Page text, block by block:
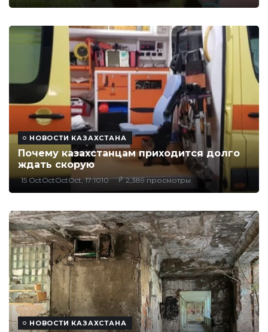
НОВОСТИ КАЗАХСТАНА
Почему казахстанцам приходится долго
ждать скорую
15 OctOctOctOct, 17:1010 2,389 просмотры
НОВОСТИ КАЗАХСТАНА